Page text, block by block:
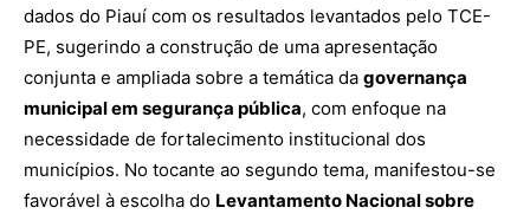
dados do Piauí com os resultados levantados pelo TCE-
PE, sugerindo a construção de uma apresentação
conjunta e ampliada sobre a temática da governança
municipal em segurança pública, com enfoque na
necessidade de fortalecimento institucional dos
municípios. No tocante ao segundo tema, manifestou-se
favorável à escolha do Levantamento Nacional sobre